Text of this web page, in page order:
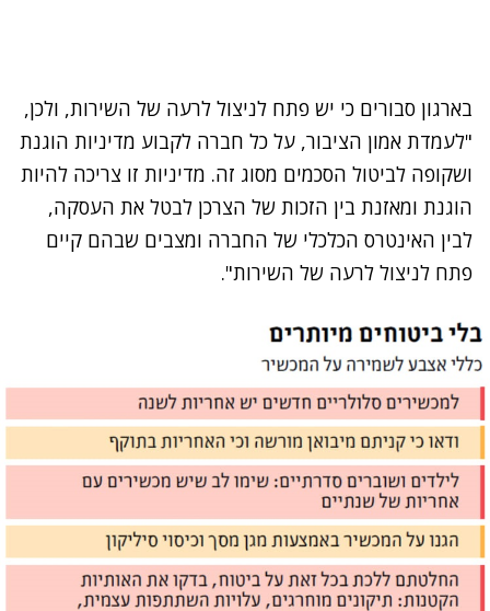
בארגון סבורים כי יש פתח לניצול לרעה של השירות, ולכן,
"לעמדת אמון הציבור, על כל חברה לקבוע מדיניות הוגנת
ושקופה לביטול הסכמים מסוג זה. מדיניות זו צריכה להיות
הוגנת ומאזנת בין הזכות של הצרכן לבטל את העסקה,
לבין האינטרס הכלכלי של החברה ומצבים שבהם קיים
פתח לניצול לרעה של השירות".